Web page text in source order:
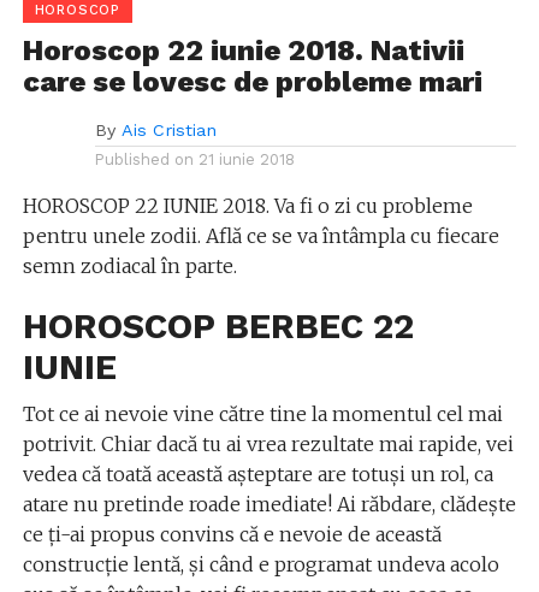
HOROSCOP
Horoscop 22 iunie 2018. Nativii
care se lovesc de probleme mari
By Ais Cristian
Published on 21 iunie 2018
HOROSCOP 22 IUNIE 2018. Va fi o zi cu probleme
pentru unele zodii. Află ce se va întâmpla cu fiecare
semn zodiacal în parte.
HOROSCOP BERBEC 22
IUNIE
Tot ce ai nevoie vine către tine la momentul cel mai
potrivit. Chiar dacă tu ai vrea rezultate mai rapide, vei
vedea că toată această aşteptare are totuşi un rol, ca
atare nu pretinde roade imediate! Ai răbdare, clădeşte
ce ţi-ai propus convins că e nevoie de această
construcţie lentă, şi când e programat undeva acolo